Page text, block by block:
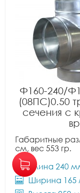
Ф160-240/
(08ПС)0.50
сечения с
Габаритные
см, вес 553 гр.
Длина 240
Ширина